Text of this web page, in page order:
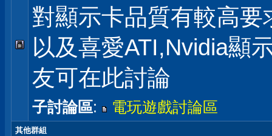
對顯示卡品質有較高要
以及喜愛ATI,Nvidia顯
友可在此討論
子討論區: 電玩遊戲討論區
其他群組